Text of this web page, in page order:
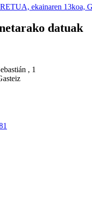
ekainaren 13koa,
datuak
, 1